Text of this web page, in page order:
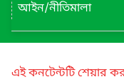
আইন/নীতিমালা
এই কনটেন্টটি শেয়ার